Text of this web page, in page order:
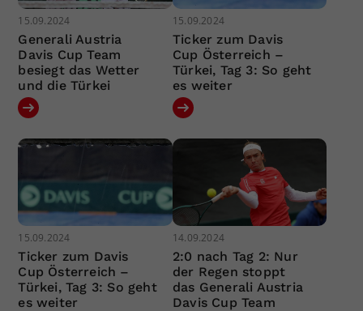
15.09.2024
Generali Austria
Davis Cup Team
besiegt das Wetter
und die Türkei
15.09.2024
Ticker zum Davis
Cup Österreich –
Türkei, Tag 3: So geht
es weiter
15.09.2024
Ticker zum Davis
Cup Österreich –
Türkei, Tag 3: So geht
es weiter
14.09.2024
2:0 nach Tag 2: Nur
der Regen stoppt
das Generali Austria
Davis Cup Team